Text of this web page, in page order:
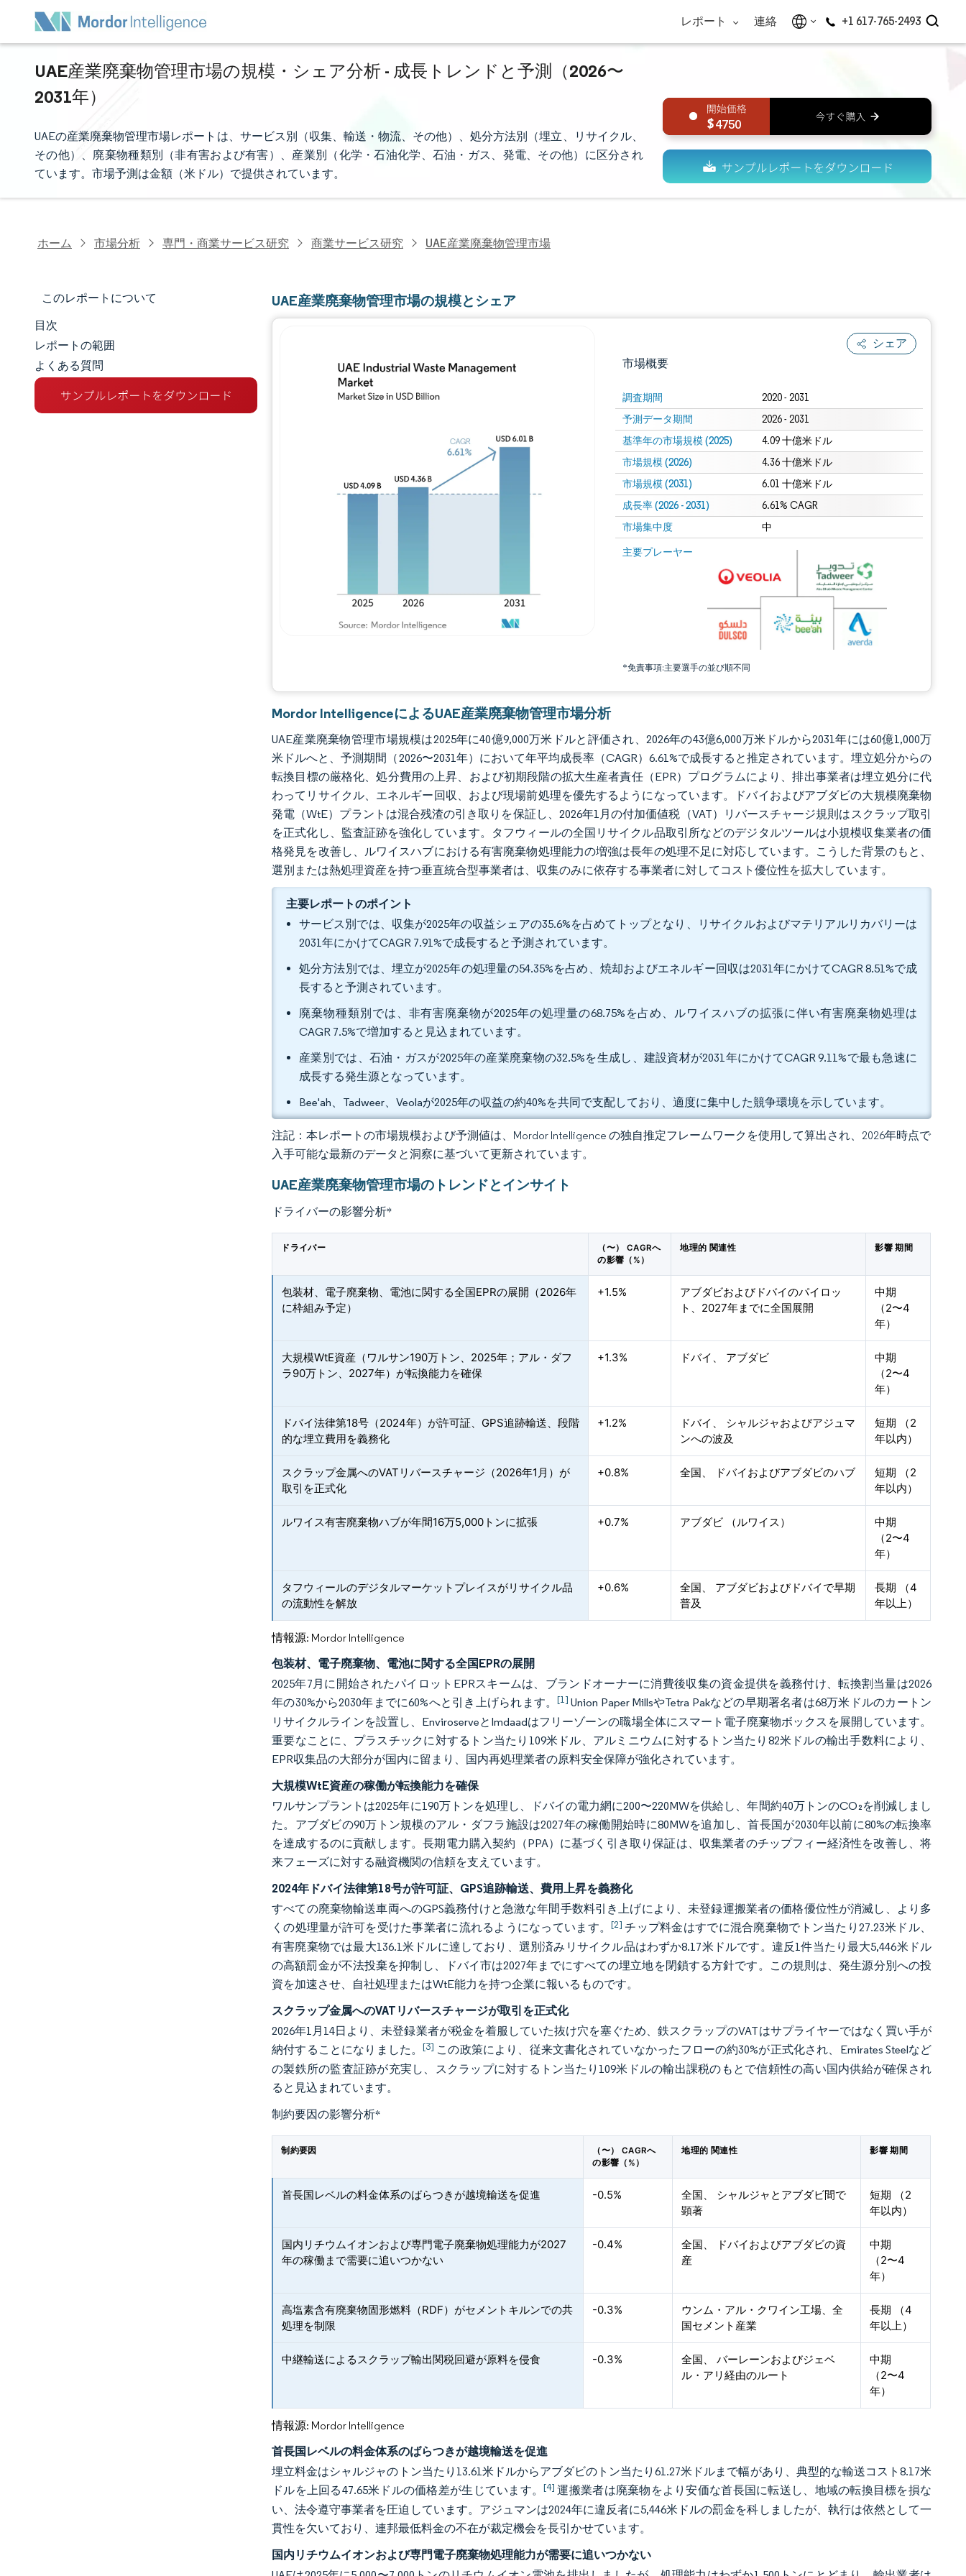
レポート 連絡 +1 617-765-2493
UAE産業廃棄物管理市場の規模・シェア分析 - 成長トレンドと予測（2026〜
2031年）
UAEの産業廃棄物管理市場レポートは、サービス別（収集、輸送・物流、その他）、処分方法別（埋立、リサイクル、
その他）、廃棄物種類別（非有害および有害）、産業別（化学・石油化学、石油・ガス、発電、その他）に区分され
ています。市場予測は金額（米ドル）で提供されています。
4750
ホーム 市場分析 専門・商業サービス研究 商業サービス研究 UAE産業廃棄物管理市場
このレポートについて
市場規模とシェア
市場分析
トレンドとインサイト
目次
レポートの範囲
よくある質問
UAE産業廃棄物管理市場の規模とシェア
シェア
市場概要
調査期間 2020 - 2031
予測データ期間 2026 - 2031
基準年の市場規模 (2025) 4.09 十億米ドル
市場規模 (2026) 4.36 十億米ドル
市場規模 (2031) 6.01 十億米ドル
成長率 (2026 - 2031) 6.61% CAGR
市場集中度 中
主要プレーヤー
*免責事項:主要選手の並び順不同
画像 © Mordor Intelligence。再利用にはCC BY 4.0の表示が必要です。
画像 © Mordor Intelligence。再利用にはCC BY 4.0の表示が必要です。
Mordor IntelligenceによるUAE産業廃棄物管理市場分析
UAE産業廃棄物管理市場規模は2025年に40億9,000万米ドルと評価され、2026年の43億6,000万米ドルから2031年には60億1,000万
米ドルへと、予測期間（2026〜2031年）において年平均成長率（CAGR）6.61%で成長すると推定されています。埋立処分からの
転換目標の厳格化、処分費用の上昇、および初期段階の拡大生産者責任（EPR）プログラムにより、排出事業者は埋立処分に代
わってリサイクル、エネルギー回収、および現場前処理を優先するようになっています。ドバイおよびアブダビの大規模廃棄物
発電（WtE）プラントは混合残渣の引き取りを保証し、2026年1月の付加価値税（VAT）リバースチャージ規則はスクラップ取引
を正式化し、監査証跡を強化しています。タフウィールの全国リサイクル品取引所などのデジタルツールは小規模収集業者の価
格発見を改善し、ルワイスハブにおける有害廃棄物処理能力の増強は長年の処理不足に対応しています。こうした背景のもと、
選別または熱処理資産を持つ垂直統合型事業者は、収集のみに依存する事業者に対してコスト優位性を拡大しています。
主要レポートのポイント
サービス別では、収集が2025年の収益シェアの35.6%を占めてトップとなり、リサイクルおよびマテリアルリカバリーは
2031年にかけてCAGR 7.91%で成長すると予測されています。
処分方法別では、埋立が2025年の処理量の54.35%を占め、焼却およびエネルギー回収は2031年にかけてCAGR 8.51%で成
長すると予測されています。
廃棄物種類別では、非有害廃棄物が2025年の処理量の68.75%を占め、ルワイスハブの拡張に伴い有害廃棄物処理は
CAGR 7.5%で増加すると見込まれています。
産業別では、石油・ガスが2025年の産業廃棄物の32.5%を生成し、建設資材が2031年にかけてCAGR 9.11%で最も急速に
成長する発生源となっています。
Bee'ah、Tadweer、Veolaが2025年の収益の約40%を共同で支配しており、適度に集中した競争環境を示しています。
注記：本レポートの市場規模および予測値は、Mordor Intelligence の独自推定フレームワークを使用して算出され、2026年時点で
入手可能な最新のデータと洞察に基づいて更新されています。
UAE産業廃棄物管理市場のトレンドとインサイト
ドライバーの影響分析*
ドライバー
（〜） CAGRへ
の影響（%）
地理的 関連性 影響 期間
包装材、電子廃棄物、電池に関する全国EPRの展開（2026年
に枠組み予定）
+1.5%
アブダビおよびドバイのパイロッ
ト、2027年までに全国展開
中期
（2〜4
年）
大規模WtE資産（ワルサン190万トン、2025年；アル・ダフ
ラ90万トン、2027年）が転換能力を確保
+1.3% ドバイ、 アブダビ
中期
（2〜4
年）
ドバイ法律第18号（2024年）が許可証、GPS追跡輸送、段階
的な埋立費用を義務化
+1.2%
ドバイ、 シャルジャおよびアジュマ
ンへの波及
短期 （2
年以内）
スクラップ金属へのVATリバースチャージ（2026年1月）が
取引を正式化
+0.8% 全国、 ドバイおよびアブダビのハブ
短期 （2
年以内）
ルワイス有害廃棄物ハブが年間16万5,000トンに拡張 +0.7% アブダビ （ルワイス）
中期
（2〜4
年）
タフウィールのデジタルマーケットプレイスがリサイクル品
の流動性を解放
+0.6%
全国、 アブダビおよびドバイで早期
普及
長期 （4
年以上）
情報源: Mordor Intelligence
包装材、電子廃棄物、電池に関する全国EPRの展開
2025年7月に開始されたパイロットEPRスキームは、ブランドオーナーに消費後収集の資金提供を義務付け、転換割当量は2026
年の30%から2030年までに60%へと引き上げられます。[1] Union Paper MillsやTetra Pakなどの早期署名者は68万米ドルのカートン
リサイクルラインを設置し、EnviroserveとImdaadはフリーゾーンの職場全体にスマート電子廃棄物ボックスを展開しています。
重要なことに、プラスチックに対するトン当たり109米ドル、アルミニウムに対するトン当たり82米ドルの輸出手数料により、
EPR収集品の大部分が国内に留まり、国内再処理業者の原料安全保障が強化されています。
大規模WtE資産の稼働が転換能力を確保
ワルサンプラントは2025年に190万トンを処理し、ドバイの電力網に200〜220MWを供給し、年間約40万トンのCO₂を削減しまし
た。アブダビの90万トン規模のアル・ダフラ施設は2027年の稼働開始時に80MWを追加し、首長国が2030年以前に80%の転換率
を達成するのに貢献します。長期電力購入契約（PPA）に基づく引き取り保証は、収集業者のチップフィー経済性を改善し、将
来フェーズに対する融資機関の信頼を支えています。
2024年ドバイ法律第18号が許可証、GPS追跡輸送、費用上昇を義務化
すべての廃棄物輸送車両へのGPS義務付けと急激な年間手数料引き上げにより、未登録運搬業者の価格優位性が消滅し、より多
くの処理量が許可を受けた事業者に流れるようになっています。[2] チップ料金はすでに混合廃棄物でトン当たり27.23米ドル、
有害廃棄物では最大136.1米ドルに達しており、選別済みリサイクル品はわずか8.17米ドルです。違反1件当たり最大5,446米ドル
の高額罰金が不法投棄を抑制し、ドバイ市は2027年までにすべての埋立地を閉鎖する方針です。この規則は、発生源分別への投
資を加速させ、自社処理またはWtE能力を持つ企業に報いるものです。
スクラップ金属へのVATリバースチャージが取引を正式化
2026年1月14日より、未登録業者が税金を着服していた抜け穴を塞ぐため、鉄スクラップのVATはサプライヤーではなく買い手が
納付することになりました。[3] この政策により、従来文書化されていなかったフローの約30%が正式化され、Emirates Steelなど
の製鉄所の監査証跡が充実し、スクラップに対するトン当たり109米ドルの輸出課税のもとで信頼性の高い国内供給が確保され
ると見込まれています。
制約要因の影響分析*
制約要因
（〜） CAGRへ
の影響（%）
地理的 関連性 影響 期間
首長国レベルの料金体系のばらつきが越境輸送を促進 -0.5%
全国、 シャルジャとアブダビ間で
顕著
短期 （2
年以内）
国内リチウムイオンおよび専門電子廃棄物処理能力が2027
年の稼働まで需要に追いつかない
-0.4%
全国、 ドバイおよびアブダビの資
産
中期
（2〜4
年）
高塩素含有廃棄物固形燃料（RDF）がセメントキルンでの共
処理を制限
-0.3%
ウンム・アル・クワイン工場、全
国セメント産業
長期 （4
年以上）
中継輸送によるスクラップ輸出関税回避が原料を侵食 -0.3%
全国、 バーレーンおよびジェベ
ル・アリ経由のルート
中期
（2〜4
年）
情報源: Mordor Intelligence
首長国レベルの料金体系のばらつきが越境輸送を促進
埋立料金はシャルジャのトン当たり13.61米ドルからアブダビのトン当たり61.27米ドルまで幅があり、典型的な輸送コスト8.17米
ドルを上回る47.65米ドルの価格差が生じています。[4] 運搬業者は廃棄物をより安価な首長国に転送し、地域の転換目標を損な
い、法令遵守事業者を圧迫しています。アジュマンは2024年に違反者に5,446米ドルの罰金を科しましたが、執行は依然として一
貫性を欠いており、連邦最低料金の不在が裁定機会を長引かせています。
国内リチウムイオンおよび専門電子廃棄物処理能力が需要に追いつかない